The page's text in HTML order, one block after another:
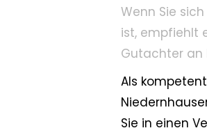
Wenn Sie
ist, empfiehlt
Gutachter an
Als
Sie in einen